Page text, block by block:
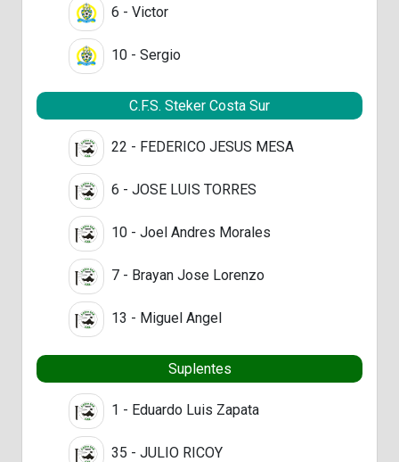
6 - Victor
10 - Sergio
C.F.S. Steker Costa Sur
22 - FEDERICO JESUS MESA
6 - JOSE LUIS TORRES
10 - Joel Andres Morales
7 - Brayan Jose Lorenzo
13 - Miguel Angel
Suplentes
1 - Eduardo Luis Zapata
35 - JULIO RICOY